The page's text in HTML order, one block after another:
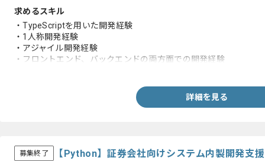
求めるスキル
・TypeScriptを用いた開発経験
・1人称開発経験
・アジャイル開発経験
・フロントエンド、バックエンドの両方面での開発経験
詳細を見る
募集終了 【Python】証券会社向けシステム内製開発支